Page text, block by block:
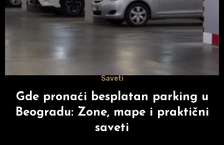
Saveti
Gde pronaći besplatan parking u
Beogradu: Zone, mape i praktični
saveti